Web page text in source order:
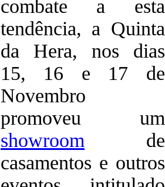
combate a esta
tendência, a Quinta
da Hera, nos dias
15, 16 e 17 de
Novembro
promoveu um
showroom de
casamentos e outros